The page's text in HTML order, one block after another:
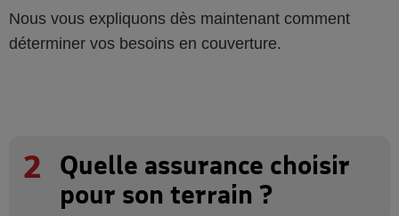
Nous vous expliquons dès maintenant comment
déterminer vos besoins en couverture.
2
Quelle assurance choisir
pour son terrain ?